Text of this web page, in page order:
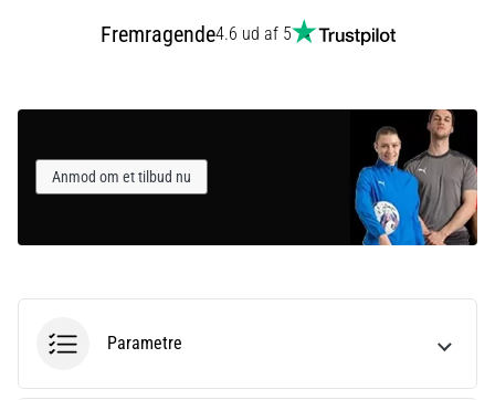
Fremragende4.6 ud af 5
Anmod om et tilbud nu
Parametre